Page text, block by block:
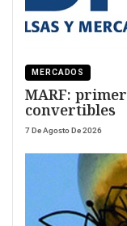
MERCADOS
MARF:
convertibles
7 De Agosto De 2026